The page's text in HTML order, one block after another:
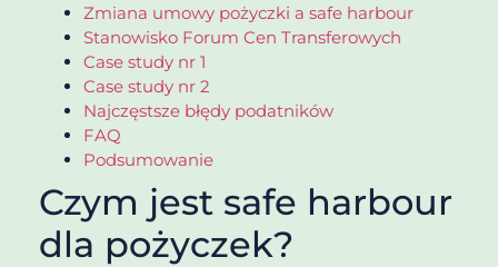
Zmiana umowy pożyczki a safe harbour
Stanowisko Forum Cen Transferowych
Case study nr 1
Case study nr 2
Najczęstsze błędy podatników
FAQ
Podsumowanie
Czym jest safe harbour
dla pożyczek?